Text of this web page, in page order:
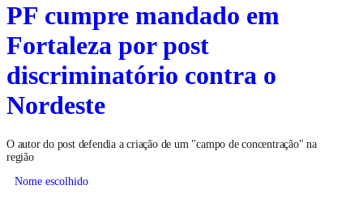
PF cumpre mandado em
Fortaleza por post
discriminatório contra o
Nordeste
O autor do post defendia a criação de um "campo de concentração" na
região
Nome escolhido